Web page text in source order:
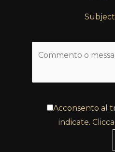
Subject
Acconsento al
indicate.